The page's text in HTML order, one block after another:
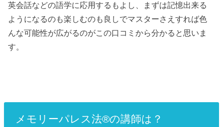
英会話などの語学に応用するもよし、まずは記憶出来る
ようになるのも楽しむのも良しでマスターさえすれば色
んな可能性が広がるのがこの口コミから分かると思いま
す。
メモリーパレス法®︎の講師は？